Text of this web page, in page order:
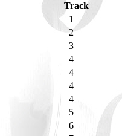
Track
1
2
3
4
4
4
4
5
6